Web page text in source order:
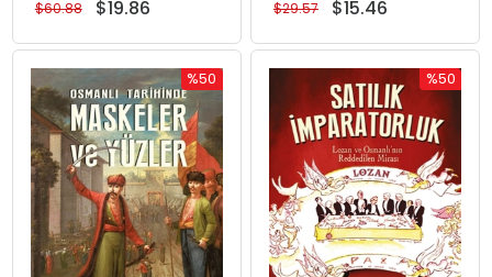
$19.86
$60.88 $15.46
$29.57
%50
İndirim
%50İndirim
%50
İndirim